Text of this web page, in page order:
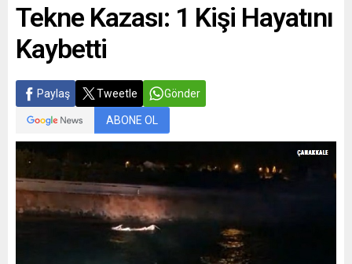
Tekne Kazası: 1 Kişi Hayatını
Kaybetti
Paylaş Tweetle Gönder
ABONE OL